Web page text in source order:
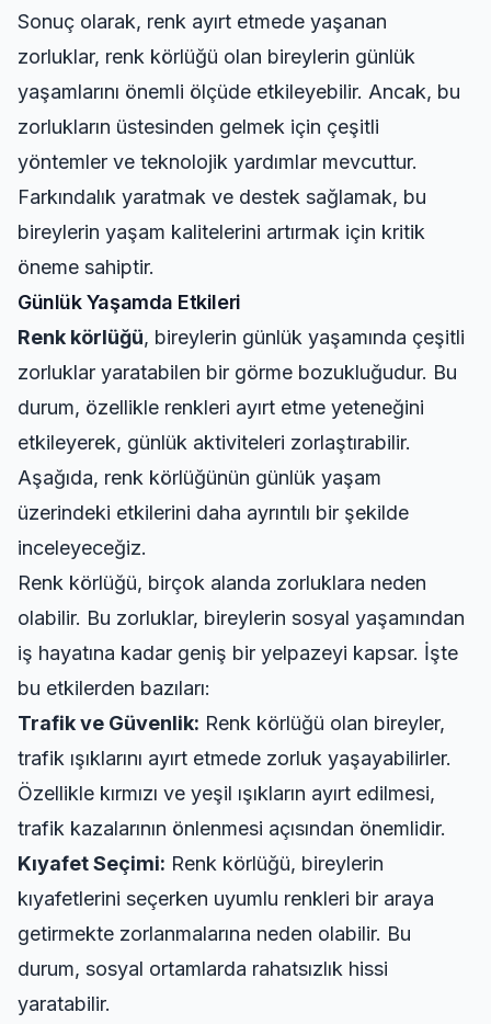
Sonuç olarak, renk ayırt etmede yaşanan
zorluklar, renk körlüğü olan bireylerin günlük
yaşamlarını önemli ölçüde etkileyebilir. Ancak, bu
zorlukların üstesinden gelmek için çeşitli
yöntemler ve teknolojik yardımlar mevcuttur.
Farkındalık yaratmak ve destek sağlamak, bu
bireylerin yaşam kalitelerini artırmak için kritik
öneme sahiptir.
Günlük Yaşamda Etkileri
Renk körlüğü, bireylerin günlük yaşamında çeşitli
zorluklar yaratabilen bir görme bozukluğudur. Bu
durum, özellikle renkleri ayırt etme yeteneğini
etkileyerek, günlük aktiviteleri zorlaştırabilir.
Aşağıda, renk körlüğünün günlük yaşam
üzerindeki etkilerini daha ayrıntılı bir şekilde
inceleyeceğiz.
Renk körlüğü, birçok alanda zorluklara neden
olabilir. Bu zorluklar, bireylerin sosyal yaşamından
iş hayatına kadar geniş bir yelpazeyi kapsar. İşte
bu etkilerden bazıları:
Trafik ve Güvenlik: Renk körlüğü olan bireyler,
trafik ışıklarını ayırt etmede zorluk yaşayabilirler.
Özellikle kırmızı ve yeşil ışıkların ayırt edilmesi,
trafik kazalarının önlenmesi açısından önemlidir.
Kıyafet Seçimi: Renk körlüğü, bireylerin
kıyafetlerini seçerken uyumlu renkleri bir araya
getirmekte zorlanmalarına neden olabilir. Bu
durum, sosyal ortamlarda rahatsızlık hissi
yaratabilir.